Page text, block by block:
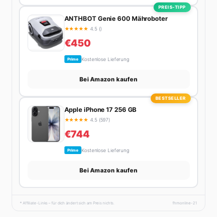
PREIS-TIPP
ANTHBOT Genie 600 Mähroboter
★★★★★ 4.5 ()
€450
Prime Kostenlose Lieferung
Bei Amazon kaufen
BESTSELLER
Apple iPhone 17 256 GB
★★★★★ 4.5 (597)
€744
Prime Kostenlose Lieferung
Bei Amazon kaufen
* Affiliate-Links – für dich ändert sich am Preis nichts. fhmonline-21